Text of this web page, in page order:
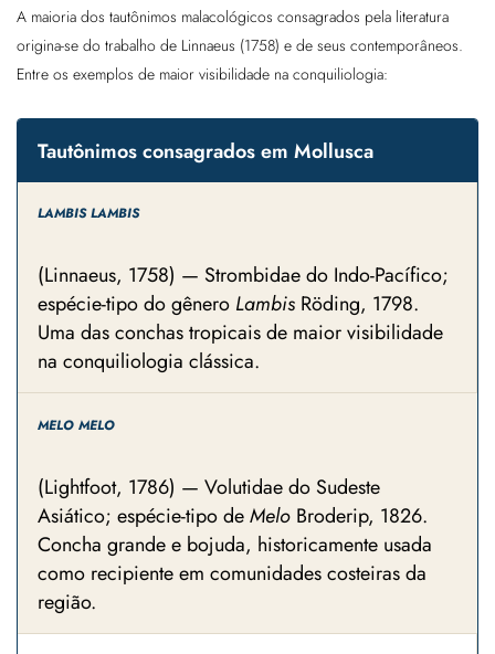
A maioria dos tautônimos malacológicos consagrados pela literatura
origina-se do trabalho de Linnaeus (1758) e de seus contemporâneos.
Entre os exemplos de maior visibilidade na conquiliologia:
Tautônimos consagrados em Mollusca
LAMBIS LAMBIS
(Linnaeus, 1758) — Strombidae do Indo-Pacífico;
espécie-tipo do gênero Lambis Röding, 1798.
Uma das conchas tropicais de maior visibilidade
na conquiliologia clássica.
MELO MELO
(Lightfoot, 1786) — Volutidae do Sudeste
Asiático; espécie-tipo deMelo Broderip, 1826.
Concha grande e bojuda, historicamente usada
como recipiente em comunidades costeiras da
região.